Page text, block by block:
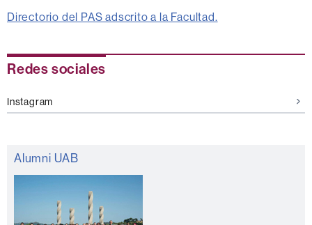
Directorio del PAS adscrito a la Facultad.
Información
Redes sociales
Instagram
Alumni UAB